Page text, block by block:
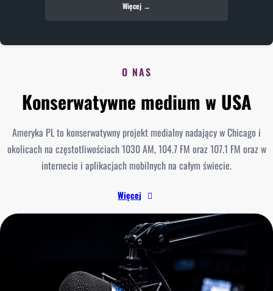
Więcej →
O NAS
Konserwatywne medium w USA
Ameryka PL to konserwatywny projekt medialny nadający w Chicago i
okolicach na częstotliwościach 1030 AM, 104.7 FM oraz 107.1 FM oraz w
internecie i aplikacjach mobilnych na całym świecie.
Więcej